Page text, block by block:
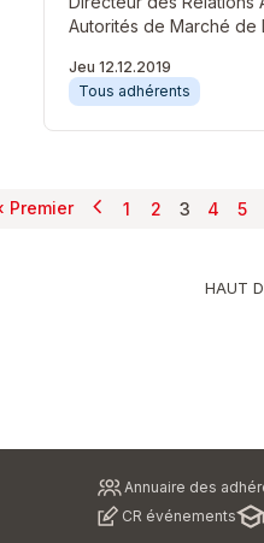
Autorités de Marché de
Jeu 12.12.2019
Tous adhérents
Première page
Premier Page précédente
chevron_left Page
1
Page
2
Page
3
Page
4 5
HAUT
Annuaire des
CR événements